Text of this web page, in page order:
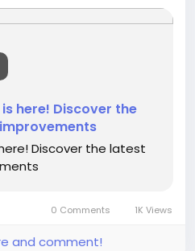
here! Discover the
Discover the latest
0 Comments 1K Views
and comment!